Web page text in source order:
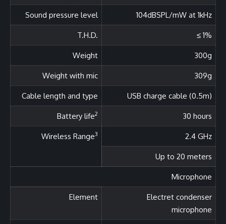
104dBSPL/mW at 1kHz
Sound pressure level
≤ 1%
T.H.D.
300g
Weight
309g
Weight with mic
USB charge cable (0.5m)
Cable length and type
30 hours
Battery life2
2.4 GHz
Wireless Range3
Up to 20 meters
Microphone
Electret condenser
microphone
Element